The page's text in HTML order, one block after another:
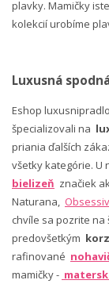
plavky. Mamičky
kolekcií urobíme
Luxusná
Eshop
špecializovali na
priania ďalších
všetky kategórie. U
bielizeň značiek
Naturana,
chvíle sa pozrite na
predovšetkým
rafinované
mamičky -